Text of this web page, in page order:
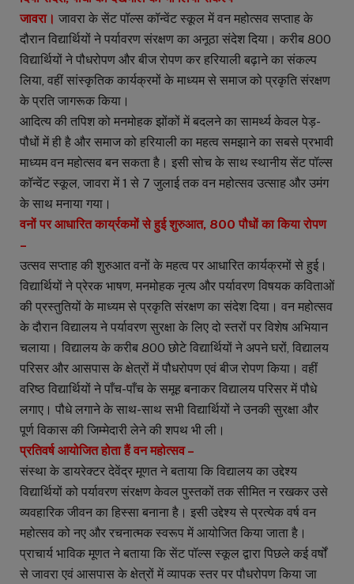
जावरा। जावरा के सेंट पॉल्स कॉन्वेंट स्कूल में वन महोत्सव सप्ताह के
दौरान विद्यार्थियों ने पर्यावरण संरक्षण का अनूठा संदेश दिया। करीब 800
विद्यार्थियों ने पौधरोपण और बीज रोपण कर हरियाली बढ़ाने का संकल्प
लिया, वहीं सांस्कृतिक कार्यक्रमों के माध्यम से समाज को प्रकृति संरक्षण
के प्रति जागरूक किया।
आदित्य की तपिश को मनमोहक झोंकों में बदलने का सामर्थ्य केवल पेड़-
पौधों में ही है और समाज को हरियाली का महत्व समझाने का सबसे प्रभावी
माध्यम वन महोत्सव बन सकता है। इसी सोच के साथ स्थानीय सेंट पॉल्स
कॉन्वेंट स्कूल, जावरा में 1 से 7 जुलाई तक वन महोत्सव उत्साह और उमंग
के साथ मनाया गया।
वनों पर आधारित कार्य्रकमों से हुई शुरुआत, 800 पौधों का किया रोपण
–
उत्सव सप्ताह की शुरुआत वनों के महत्व पर आधारित कार्यक्रमों से हुई।
विद्यार्थियों ने प्रेरक भाषण, मनमोहक नृत्य और पर्यावरण विषयक कविताओं
की प्रस्तुतियों के माध्यम से प्रकृति संरक्षण का संदेश दिया। वन महोत्सव
के दौरान विद्यालय ने पर्यावरण सुरक्षा के लिए दो स्तरों पर विशेष अभियान
चलाया। विद्यालय के करीब 800 छोटे विद्यार्थियों ने अपने घरों, विद्यालय
परिसर और आसपास के क्षेत्रों में पौधरोपण एवं बीज रोपण किया। वहीं
वरिष्ठ विद्यार्थियों ने पाँच-पाँच के समूह बनाकर विद्यालय परिसर में पौधे
लगाए। पौधे लगाने के साथ-साथ सभी विद्यार्थियों ने उनकी सुरक्षा और
पूर्ण विकास की जिम्मेदारी लेने की शपथ भी ली।
प्रतिवर्ष आयोजित होता हैं वन महोत्सव –
संस्था के डायरेक्टर देवेंद्र मूणत ने बताया कि विद्यालय का उद्देश्य
विद्यार्थियों को पर्यावरण संरक्षण केवल पुस्तकों तक सीमित न रखकर उसे
व्यवहारिक जीवन का हिस्सा बनाना है। इसी उद्देश्य से प्रत्येक वर्ष वन
महोत्सव को नए और रचनात्मक स्वरूप में आयोजित किया जाता है।
प्राचार्य भाविक मूणत ने बताया कि सेंट पॉल्स स्कूल द्वारा पिछले कई वर्षों
से जावरा एवं आसपास के क्षेत्रों में व्यापक स्तर पर पौधरोपण किया जा